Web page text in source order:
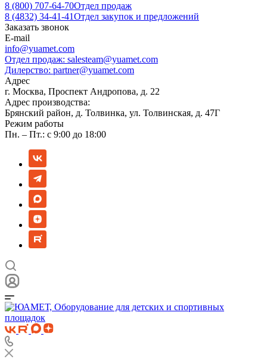
8 (800) 707-64-70Отдел продаж
8 (4832) 34-41-41Отдел закупок и предложений
Заказать звонок
E-mail
info@yuamet.com
Отдел продаж: salesteam@yuamet.com
Дилерство: partner@yuamet.com
Адрес
г. Москва, Проспект Андропова, д. 22
Адрес производства:
Брянский район, д. Толвинка, ул. Толвинская, д. 47Г
Режим работы
Пн. – Пт.: с 9:00 до 18:00